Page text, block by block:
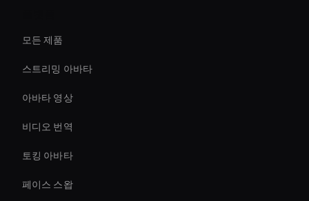
모든 제품
스트리밍 아바타
아바타 영상
비디오 번역
토킹 아바타
페이스 스왑